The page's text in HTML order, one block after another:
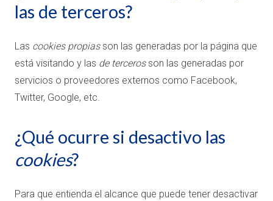
las de terceros?
Las cookies propiasson las generadas por la página que
está visitando y las de tercerosson las generadas por
servicios o proveedores externos como Facebook,
Twitter, Google, etc.
¿Qué ocurre si desactivo las
cookies?
Para que entienda el alcance que puede tener desactivar